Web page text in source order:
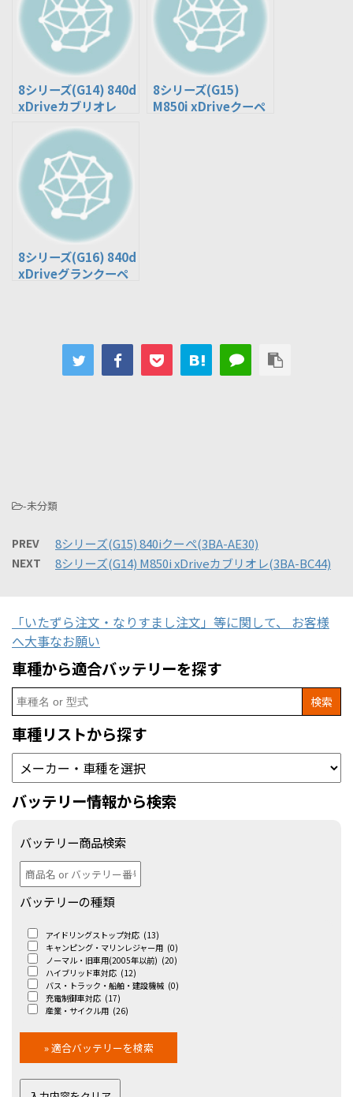
8シリーズ(G14) 840d
xDriveカブリオレ
8シリーズ(G15)
M850i xDriveクーペ
8シリーズ(G16) 840d
xDriveグランクーペ
-未分類
PREV 8シリーズ(G15) 840iクーペ(3BA-AE30)
NEXT 8シリーズ(G14) M850i xDriveカブリオレ(3BA-BC44)
「いたずら注文・なりすまし注文」等に関して、 お客様
へ大事なお願い
車種から適合バッテリーを探す
Search
for:
車種リストから探す
バッテリー情報から検索
バッテリー商品検索
バッテリーの種類
アイドリングストップ対応 (13)
キャンピング・マリンレジャー用 (0)
ノーマル・旧車用(2005年以前) (20)
ハイブリッド車対応 (12)
バス・トラック・船舶・建設機械 (0)
充電制御車対応 (17)
産業・サイクル用 (26)